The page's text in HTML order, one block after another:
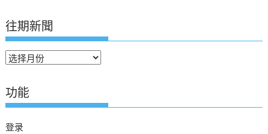
往期新聞
往
新
聞
功能
登录